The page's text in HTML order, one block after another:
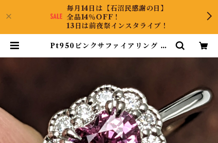
毎月14日は【石沼民感謝の日】
全品14％OFF！
13日は前夜祭インスタライブ！
Pt950ピンクサファイアリング マ